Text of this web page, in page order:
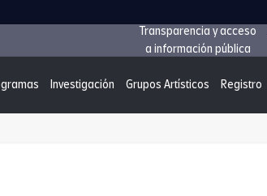
Transparencia y acceso
a información pública
Investigación Grupos Artísticos Registro